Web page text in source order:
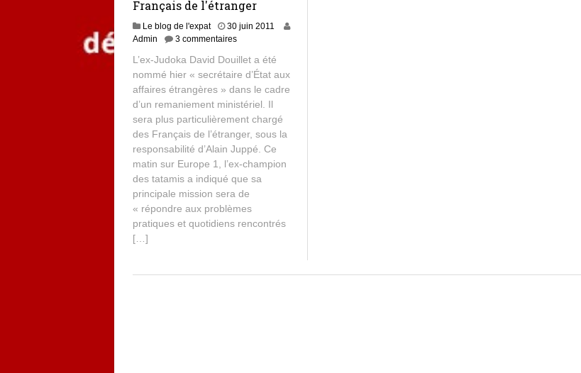
Français de l'étranger
Le blog de l'expat
30 juin 2011
Admin
3 commentaires
L’ex-Judoka David Douillet a été
nommé hier « secrétaire d’État aux
affaires étrangères » dans le cadre
d’un remaniement ministériel. Il
sera plus particulièrement chargé
des Français de l’étranger, sous la
responsabilité d’Alain Juppé. Ce
matin sur Europe 1, l’ex-champion
des tatamis a indiqué que sa
principale mission sera de
« répondre aux problèmes
pratiques et quotidiens rencontrés
[…]